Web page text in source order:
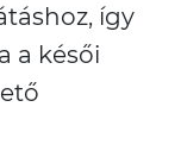
így
a késői